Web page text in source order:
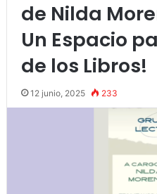
de Nilda
Un Espacio
de los Libros!
12 junio, 2025 233